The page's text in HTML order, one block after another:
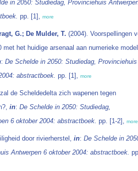
in 2050: Studiedag, Provinciehuis
pp. [1], more
G.; De Mulder, T. (2004). Voorspellingen
met het huidige arsenaal aan numerieke
: De Schelde in 2050: Studiedag, Provinciehuis
abstractboek. pp. [1], more
de Scheldedelta zich wapenen tegen
in: De Schelde in 2050: Studiedag,
6 oktober 2004: abstractboek. pp. [1-2], more
door rivierherstel, in: De Schelde in
Antwerpen 6 oktober 2004: abstractboek.